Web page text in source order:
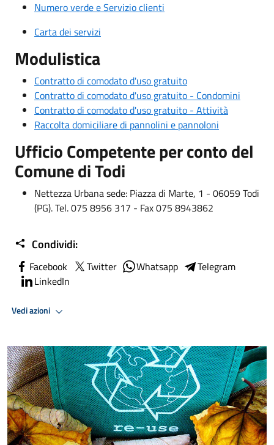
Numero verde e Servizio clienti
Carta dei servizi
Modulistica
Contratto di comodato d'uso gratuito
Contratto di comodato d'uso gratuito - Condomini
Contratto di comodato d'uso gratuito - Attività
Raccolta domiciliare di pannolini e pannoloni
Ufficio Competente per conto del
Comune di Todi
Nettezza Urbana sede: Piazza di Marte, 1 - 06059 Todi
(PG). Tel. 075 8956 317 - Fax 075 8943862
Condividi:
Facebook Twitter Whatsapp
Telegram
LinkedIn
Vedi azioni